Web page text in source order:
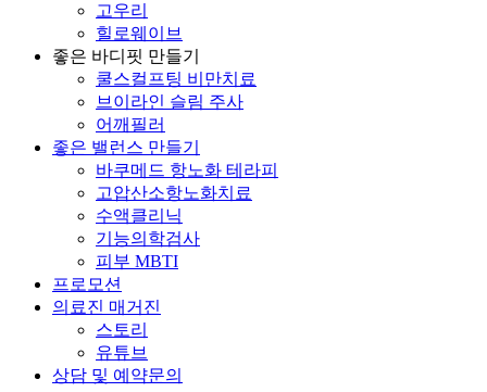
고우리
힐로웨이브
좋은 바디핏 만들기
쿨스컬프팅 비만치료
브이라인 슬림 주사
어깨필러
좋은 밸런스 만들기
바쿠메드 항노화 테라피
고압산소항노화치료
수액클리닉
기능의학검사
피부 MBTI
프로모션
의료진 매거진
스토리
유튜브
상담 및 예약문의